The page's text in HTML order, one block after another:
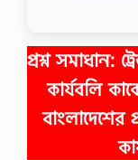
প্রশ্ন সমাধান:
কার্যবলি
বাংলাদেশের